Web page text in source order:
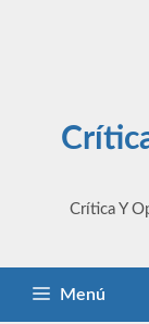
Crítica Y
Menú